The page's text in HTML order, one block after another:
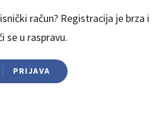
račun? Registracija je brza i
se u raspravu.
PRIJAVA